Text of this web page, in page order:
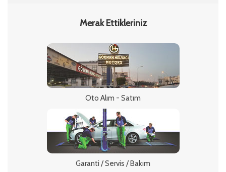
Merak Ettikleriniz
Oto Alım - Satım
Garanti / Servis / Bakım